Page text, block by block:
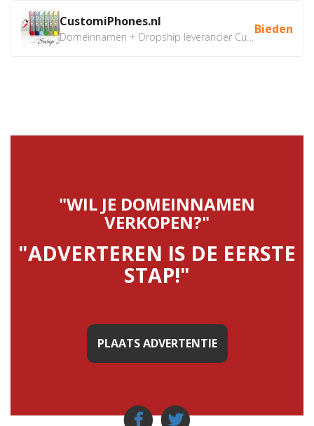
CustomiPhones.nl Bieden
"WIL JE DOMEINNAMEN
VERKOPEN?"
"ADVERTEREN IS DE EERSTE
STAP!"
PLAATS ADVERTENTIE